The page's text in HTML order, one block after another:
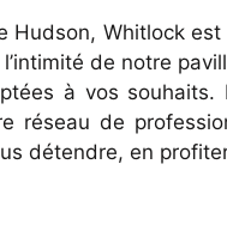
Hudson, Whitlock
de notre
à vos souhaits.
réseau de
détendre, en